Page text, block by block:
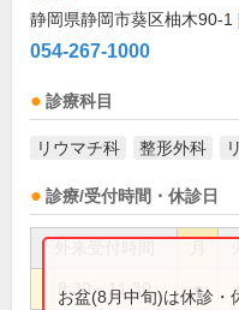
静岡県静岡市葵区柚木90-1
054-267-1000
診療科目
リウマチ科 整形外科
診療/受付時間・休診日
8:30～11:30 ●
お盆(8月中旬)は休診・